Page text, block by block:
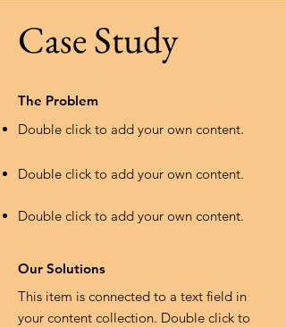
Case Study
The Problem
Double click to add your own content.
Double click to add your own content.
Double click to add your own content.
Our Solutions
This item is connected to a text field in
your content collection. Double click to